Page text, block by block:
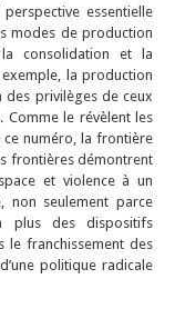
essentielle
modes de production
la consolidation et la
la production
privilèges de ceux
Comme le révèlent les
ce numéro, la frontière
frontières démontrent
et violence à un
non seulement parce
plus des dispositifs
le franchissement des
politique radicale